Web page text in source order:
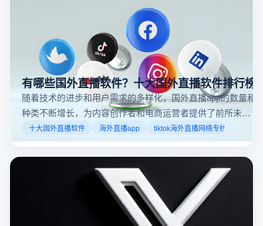
有哪些国外直播软件？十大国外直播软件排行榜
随着技术的进步和用户需求的多样化，国外直播app的数量和
种类不断增长，为内容创作者和电商运营者提供了前所未有
的机遇。如果你是一个跨境电商从业者，想要了解2025年十
大国外直播软件排行榜，那么你来对地方了！接下来跟着云
登多开浏览器一起来了解海外直播平台哪些最受欢迎。
十大国外直播软件 海外直播app tiktok海外直播网络专线